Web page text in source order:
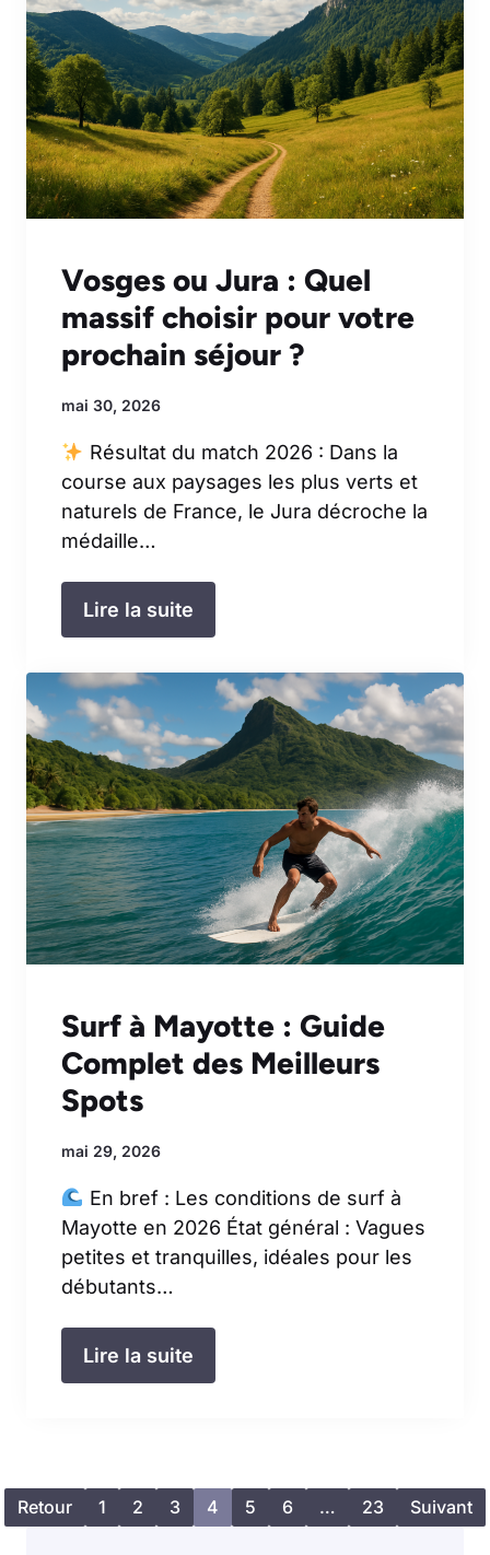
Vosges ou Jura : Quel
massif choisir pour votre
prochain séjour ?
mai 30, 2026
Résultat du match 2026 : Dans la
course aux paysages les plus verts et
naturels de France, le Jura décroche la
médaille…
Lire la suite
Surf à Mayotte : Guide
Complet des Meilleurs
Spots
mai 29, 2026
En bref : Les conditions de surf à
Mayotte en 2026 État général : Vagues
petites et tranquilles, idéales pour les
débutants…
Lire la suite
Retour 1 2 3 4 5 6 … 23 Suivant